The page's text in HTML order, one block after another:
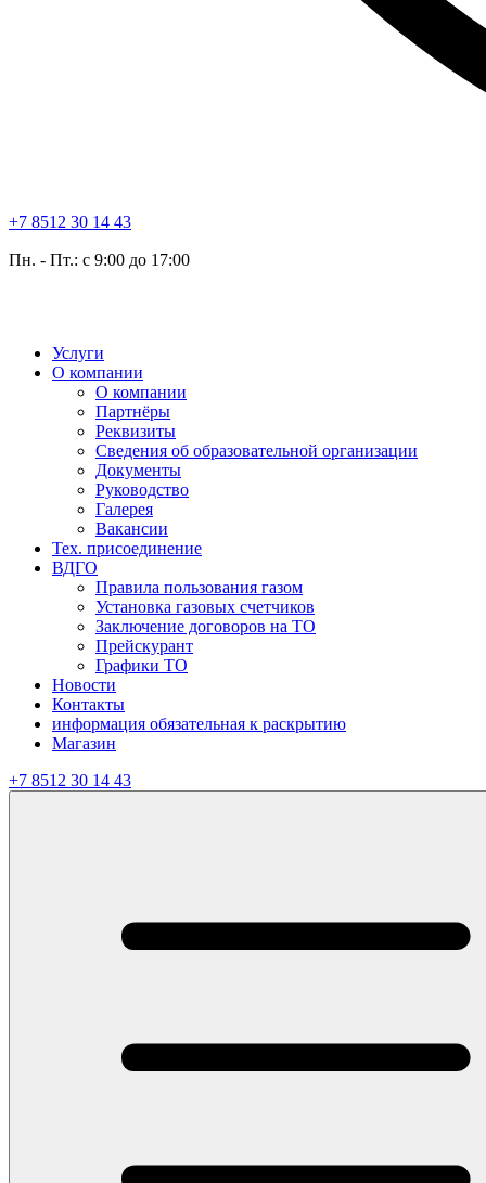
+7 8512 30 14 43
Пн. - Пт.: с 9:00 до 17:00
Услуги
О компании
О компании
Партнёры
Реквизиты
Сведения об образовательной организации
Документы
Руководство
Галерея
Вакансии
Тех. присоединение
ВДГО
Правила пользования газом
Установка газовых счетчиков
Заключение договоров на ТО
Прейскурант
Графики ТО
Новости
Контакты
информация обязательная к раскрытию
Магазин
+7 8512 30 14 43